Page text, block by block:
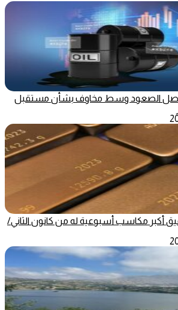
الصعود وسط مخاوف بشأن مستقبل
أكبر مكاسب أسبوعية له من كانون الثاني/